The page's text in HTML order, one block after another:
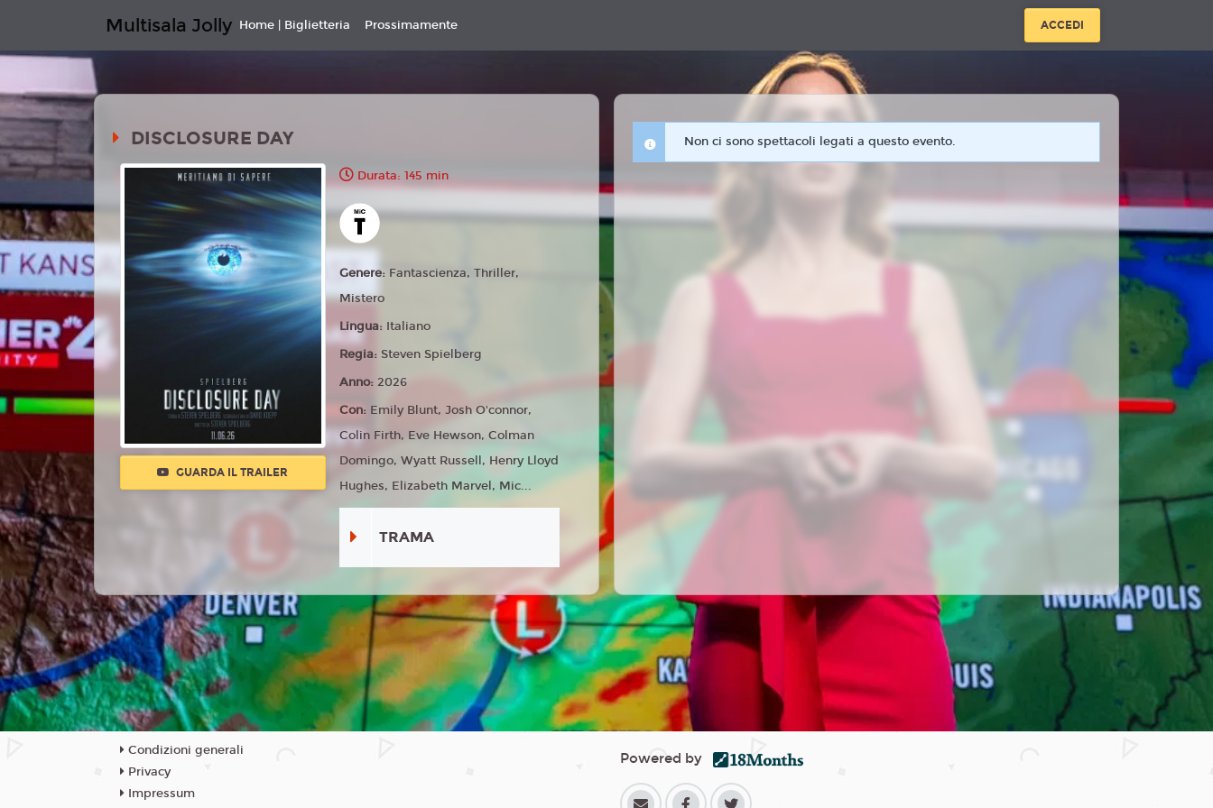
Multisala Jolly Home | Biglietteria Prossimamente ACCEDI
DISCLOSURE DAY
GUARDA IL TRAILER
Durata: 145 min
Genere: Fantascienza, Thriller,
Mistero
Lingua: Italiano
Regia: Steven Spielberg
Anno:2026
Con: Emily Blunt, Josh O'connor,
Colin Firth, Eve Hewson, Colman
Domingo, Wyatt Russell, Henry Lloyd
Hughes, Elizabeth Marvel, Mic...
TRAMA
Non ci sono spettacoli legati a questo evento.
Condizioni generali
Privacy
Impressum
Powered by